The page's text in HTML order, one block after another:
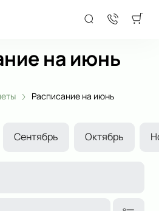
на июнь
Расписание на июнь
Сентябрь Октябрь